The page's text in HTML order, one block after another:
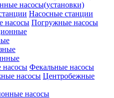
насосы(установки)
Насосные станции
Погружные насосы
Фекальные насосы
Центробежные